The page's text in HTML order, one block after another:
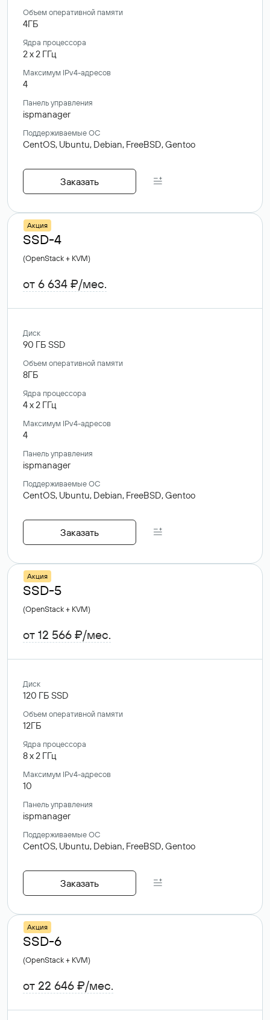
Объем оперативной памяти
4ГБ
Ядра процессора
2x2 ГГц
Максимум IPv4-адресов
4
Панель управления
ispmanager
Поддерживаемые ОС
CentOS, Ubuntu, Debian, FreeBSD,Gentoo
Заказать
Акция
SSD-4
(OpenStack + KVM)
от 6 634 ₽/мес.
Диск
90 ГБ SSD
Объем оперативной памяти
8ГБ
Ядра процессора
4x2 ГГц
Максимум IPv4-адресов
4
Панель управления
ispmanager
Поддерживаемые ОС
CentOS, Ubuntu, Debian, FreeBSD,Gentoo
Заказать
Акция
SSD-5
(OpenStack + KVM)
от 12 566 ₽/мес.
Диск
120 ГБ SSD
Объем оперативной памяти
12ГБ
Ядра процессора
8x2 ГГц
Максимум IPv4-адресов
10
Панель управления
ispmanager
Поддерживаемые ОС
CentOS, Ubuntu, Debian, FreeBSD,Gentoo
Заказать
Акция
SSD-6
(OpenStack + KVM)
от 22 646 ₽/мес.